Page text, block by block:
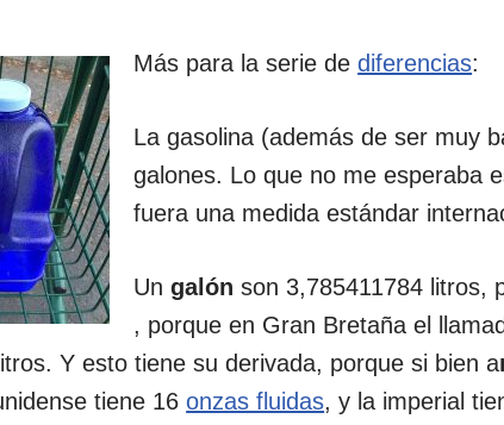
Más para la serie dediferencias:
La gasolina (además de ser muy
galones. Lo que no me esperaba
fuera una medida estándar
Ungalón son 3,785411784 litros,
, porque en Gran Bretaña el
Y esto tiene su derivada, porque si bien a
tiene 16onzas fluidas, y la imperial